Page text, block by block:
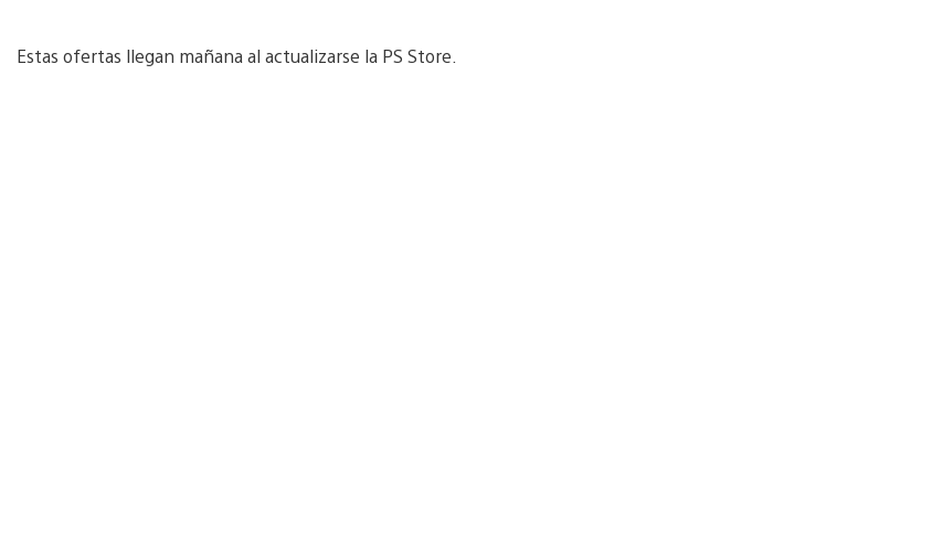
Estas ofertas llegan mañana al actualizarse la PS Store.